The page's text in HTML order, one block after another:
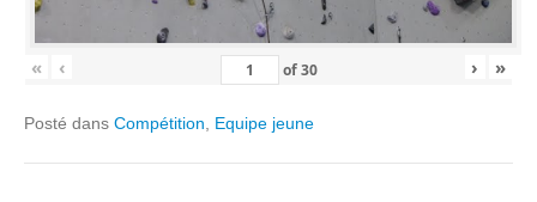
« ‹ of30 › »
Posté dans Compétition, Equipe jeune